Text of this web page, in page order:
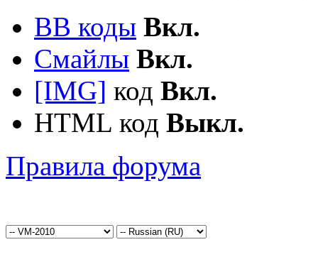
BB коды Вкл.
Смайлы Вкл.
[IMG] код Вкл.
HTML код Выкл.
Правила форума